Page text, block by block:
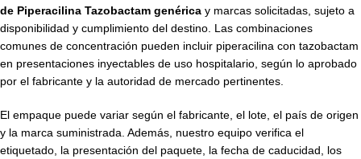
de Piperacilina Tazobactam genérica y marcas solicitadas, sujeto a
disponibilidad y cumplimiento del destino. Las combinaciones
comunes de concentración pueden incluir piperacilina con tazobactam
en presentaciones inyectables de uso hospitalario, según lo aprobado
por el fabricante y la autoridad de mercado pertinentes.
El empaque puede variar según el fabricante, el lote, el país de origen
y la marca suministrada. Además, nuestro equipo verifica el
etiquetado, la presentación del paquete, la fecha de caducidad, los